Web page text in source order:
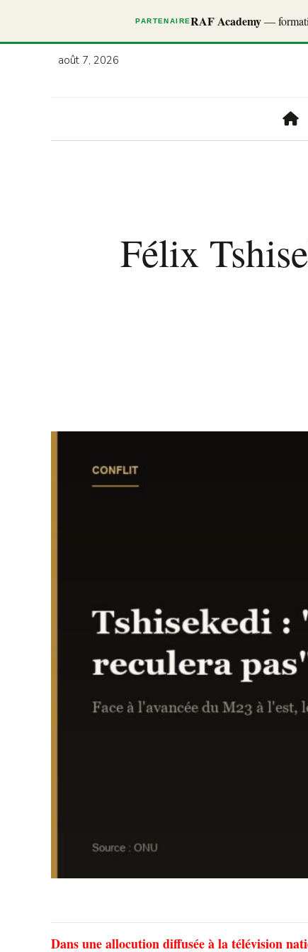
PARTENAIRERAF Academy—
août 7, 2026
Félix
Dans une allocution diffusée à la télévision